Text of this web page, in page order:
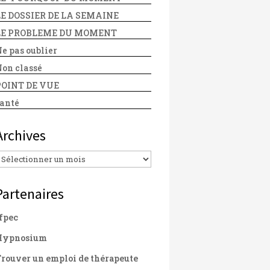
DOSSIER DE LA SEMAINE
PROBLEME DU MOMENT
pas oublier
classé
DE VUE
un emploi de thérapeute